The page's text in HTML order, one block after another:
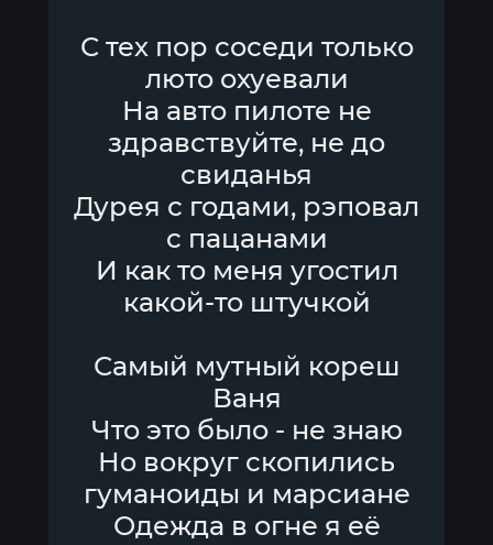
С тех пор соседи только
люто охуевали
На авто пилоте не
здравствуйте, не до
свиданья
Дурея с годами, рэповал
с пацанами
И как то меня угостил
какой-то штучкой
Самый мутный кореш
Ваня
Что это было - не знаю
Но вокруг скопились
гуманоиды и марсиане
Одежда в огне я её